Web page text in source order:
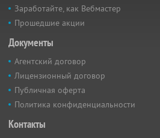
Заработайте, как Вебмастер
Прошедшие акции
Документы
Агентский договор
Лицензионный договор
Публичная оферта
Политика конфиденциальности
Контакты